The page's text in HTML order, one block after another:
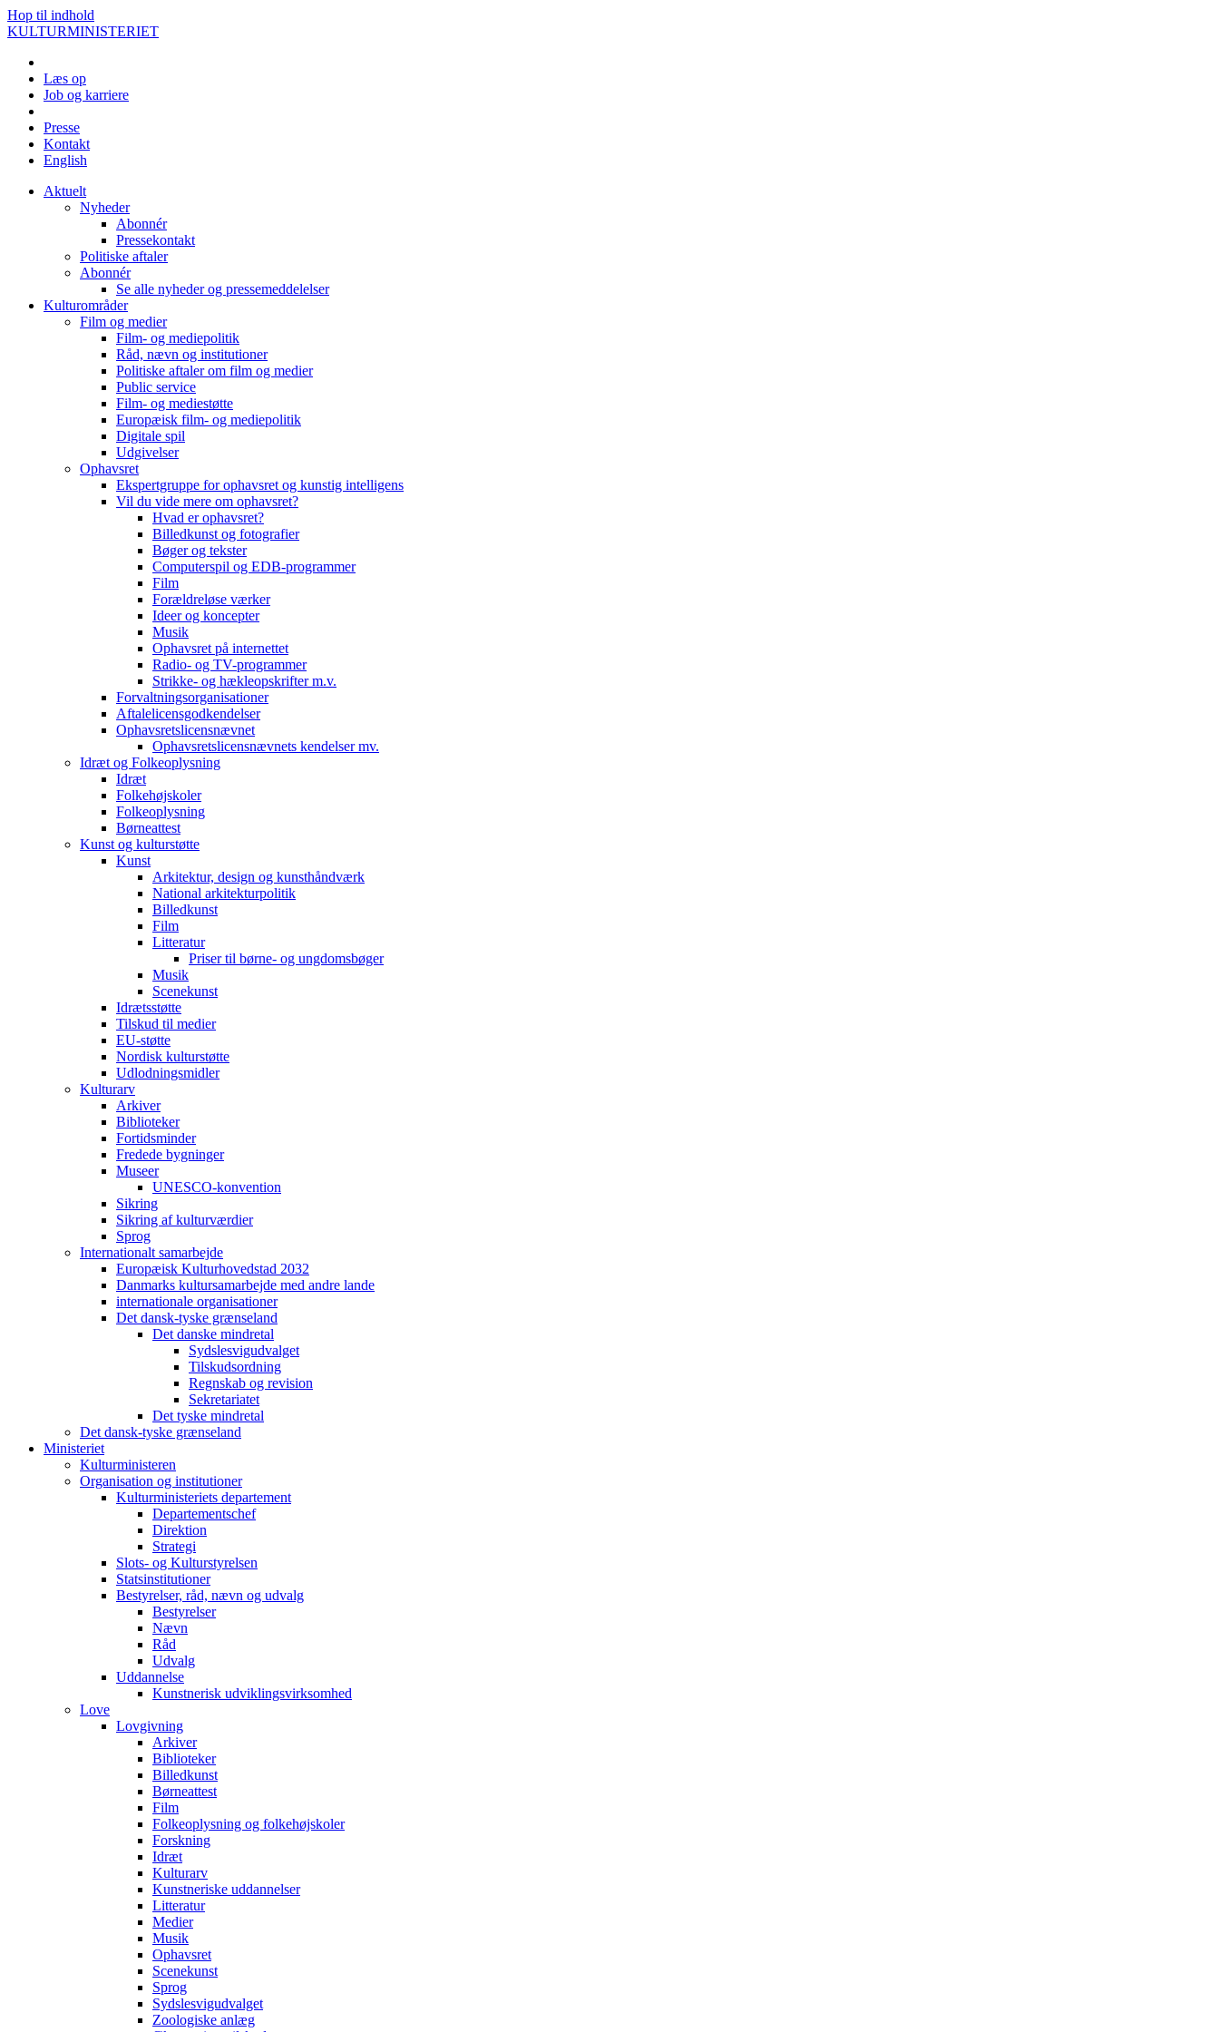
Hop til indhold
KULTURMINISTERIET
Læs op
Job og karriere
Presse
Kontakt
English
Aktuelt
Nyheder
Abonnér
Pressekontakt
Politiske aftaler
Abonnér
Se alle nyheder og pressemeddelelser
Kulturområder
Film og medier
Film- og mediepolitik
Råd, nævn og institutioner
Politiske aftaler om film og medier
Public service
Film- og mediestøtte
Europæisk film- og mediepolitik
Digitale spil
Udgivelser
Ophavsret
Ekspertgruppe for ophavsret og kunstig intelligens
Vil du vide mere om ophavsret?
Hvad er ophavsret?
Billedkunst og fotografier
Bøger og tekster
Computerspil og EDB-programmer
Film
Forældreløse værker
Ideer og koncepter
Musik
Ophavsret på internettet
Radio- og TV-programmer
Strikke- og hækleopskrifter m.v.
Forvaltningsorganisationer
Aftalelicensgodkendelser
Ophavsretslicensnævnet
Ophavsretslicensnævnets kendelser mv.
Idræt og Folkeoplysning
Idræt
Folkehøjskoler
Folkeoplysning
Børneattest
Kunst og kulturstøtte
Kunst
Arkitektur, design og kunsthåndværk
National arkitekturpolitik
Billedkunst
Film
Litteratur
Priser til børne- og ungdomsbøger
Musik
Scenekunst
Idrætsstøtte
Tilskud til medier
EU-støtte
Nordisk kulturstøtte
Udlodningsmidler
Kulturarv
Arkiver
Biblioteker
Fortidsminder
Fredede bygninger
Museer
UNESCO-konvention
Sikring
Sikring af kulturværdier
Sprog
Internationalt samarbejde
Europæisk Kulturhovedstad 2032
Danmarks kultursamarbejde med andre lande
internationale organisationer
Det dansk-tyske grænseland
Det danske mindretal
Sydslesvigudvalget
Tilskudsordning
Regnskab og revision
Sekretariatet
Det tyske mindretal
Det dansk-tyske grænseland
Ministeriet
Kulturministeren
Organisation og institutioner
Kulturministeriets departement
Departementschef
Direktion
Strategi
Slots- og Kulturstyrelsen
Statsinstitutioner
Bestyrelser, råd, nævn og udvalg
Bestyrelser
Nævn
Råd
Udvalg
Uddannelse
Kunstnerisk udviklingsvirksomhed
Love
Lovgivning
Arkiver
Biblioteker
Billedkunst
Børneattest
Film
Folkeoplysning og folkehøjskoler
Forskning
Idræt
Kulturarv
Kunstneriske uddannelser
Litteratur
Medier
Musik
Ophavsret
Scenekunst
Sprog
Sydslesvigudvalget
Zoologiske anlæg